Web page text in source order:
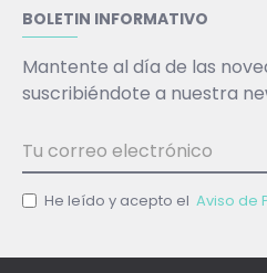
BOLETIN INFORMATIVO
Mantente al día de las
suscribiéndote a nuestra
He leído y acepto el Aviso de